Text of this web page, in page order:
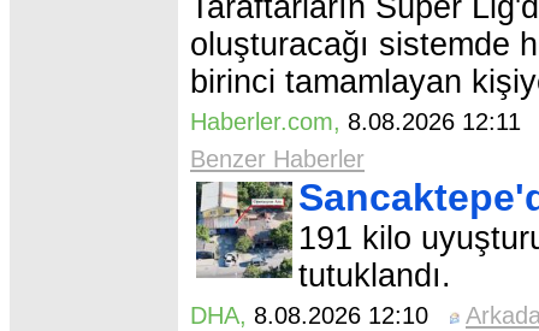
Taraftarların Süper
oluşturacağı sistemde
birinci tamamlayan
Haberler.com, 8.08.2026
Benzer Haberler
191 kilo
tutuklandı.
DHA, 8.08.2026 12:10